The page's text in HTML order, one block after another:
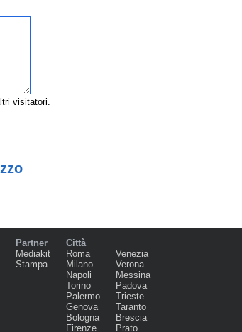
visitatori.
Partner
Mediakit
Stampa
Città
Roma
Milano
Napoli
Torino
Palermo
Genova
Bologna
Firenze
Venezia
Verona
Messina
Padova
Trieste
Taranto
Brescia
Prato